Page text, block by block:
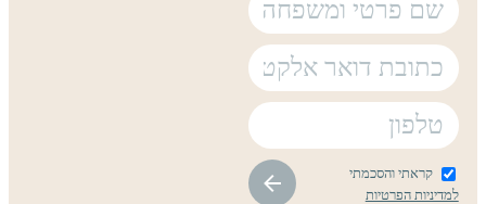
קראתי והסכמתי
למדיניות הפרטיות